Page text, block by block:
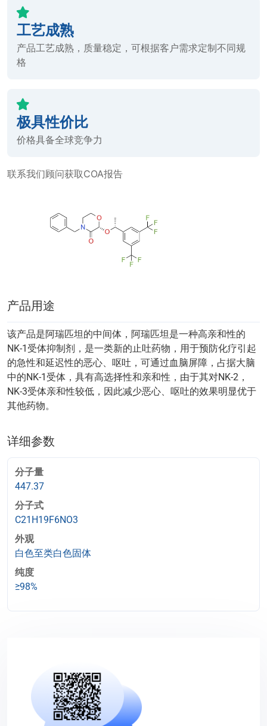
工艺成熟
产品工艺成熟，质量稳定，可根据客户需求定制不同规
格
极具性价比
价格具备全球竞争力
联系我们顾问获取COA报告
产品用途
该产品是阿瑞匹坦的中间体，阿瑞匹坦是一种高亲和性的
NK-1受体抑制剂，是一类新的止吐药物，用于预防化疗引起
的急性和延迟性的恶心、呕吐，可通过血脑屏障，占据大脑
中的NK-1受体，具有高选择性和亲和性，由于其对NK-2，
NK-3受体亲和性较低，因此减少恶心、呕吐的效果明显优于
其他药物。
详细参数
分子量
447.37
分子式
C21H19F6NO3
外观
白色至类白色固体
纯度
≥98%